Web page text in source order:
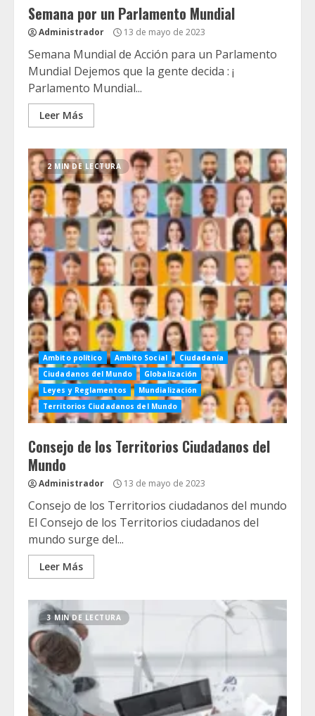
Semana por un Parlamento Mundial
Administrador 13 de mayo de 2023
Semana Mundial de Acción para un Parlamento
Mundial Dejemos que la gente decida : ¡
Parlamento Mundial...
Leer Más
2 MIN DE LECTURA
Ambito político Ambito Social
Ciudadanía
Ciudadanos del Mundo
Globalización
Leyes y Reglamentos
Mundialización
Territorios Ciudadanos del Mundo
Consejo de los Territorios Ciudadanos del
Mundo
Administrador 13 de mayo de 2023
Consejo de los Territorios ciudadanos del mundo
El Consejo de los Territorios ciudadanos del
mundo surge del...
Leer Más
3 MIN DE LECTURA